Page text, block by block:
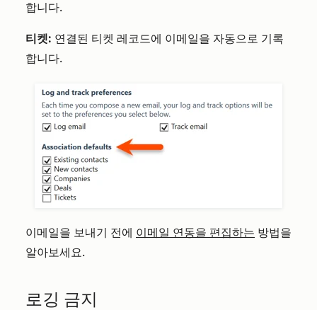
합니다.
티켓: 연결된 티켓 레코드에 이메일을 자동으로 기록
합니다.
이메일을 보내기 전에 이메일 연동을 편집하는 방법을
알아보세요.
로깅 금지